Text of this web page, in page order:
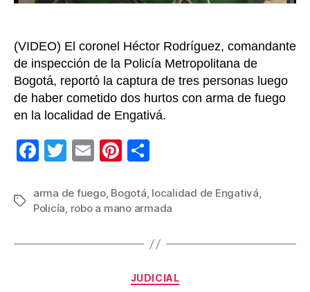
(VIDEO) El coronel Héctor Rodríguez, comandante
de inspección de la Policía Metropolitana de
Bogotá, reportó la captura de tres personas luego
de haber cometido dos hurtos con arma de fuego
en la localidad de Engativá.
F
c
e
b
T
tt
er
E
ail
Pi
er
e
st
m
p
ar
Etiquetas
arma de fuego, Bogotá, localidad de Engativá,
Policía, robo a mano armada
Categorías
JUDICIAL